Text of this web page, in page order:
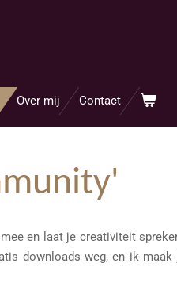
Over mij Contact
en laat je creativiteit
downloads weg, en ik